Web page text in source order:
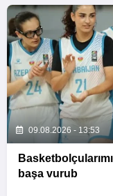
09.08.2026 - 13:53
başa vurub